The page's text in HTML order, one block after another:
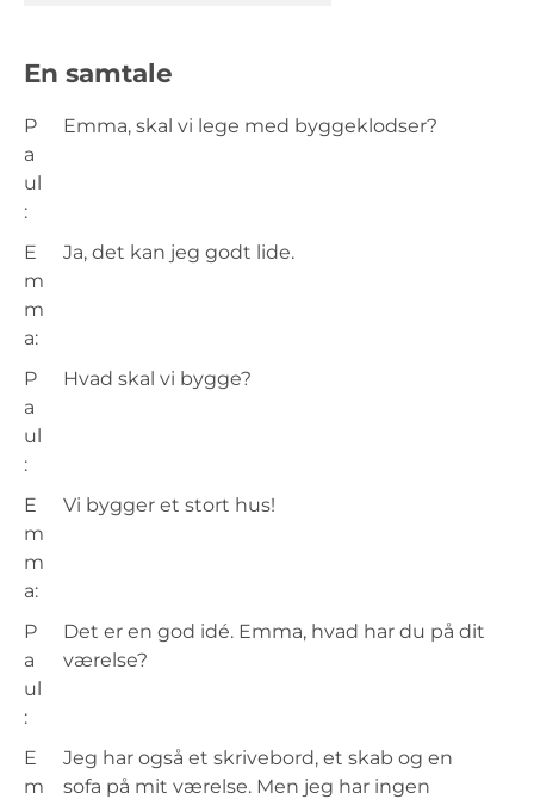
En samtale
P
a
ul
:
Emma, skal vi lege med byggeklodser?
E
m
m
a:
Ja, det kan jeg godt lide.
P
a
ul
:
Hvad skal vi bygge?
E
m
m
a:
Vi bygger et stort hus!
P
a
ul
:
Det er en god idé. Emma, hvad har du på dit
værelse?
E
m
Jeg har også et skrivebord, et skab og en
sofa på mit værelse. Men jeg har ingen